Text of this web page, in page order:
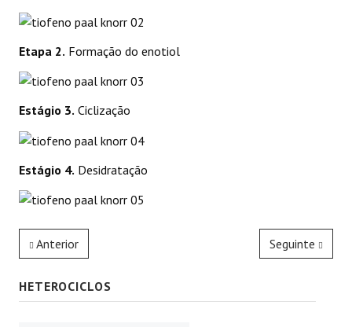
Etapa 2. Formação do enotiol
Estágio 3. Ciclização
Estágio 4. Desidratação
Anterior Seguinte
HETEROCICLOS